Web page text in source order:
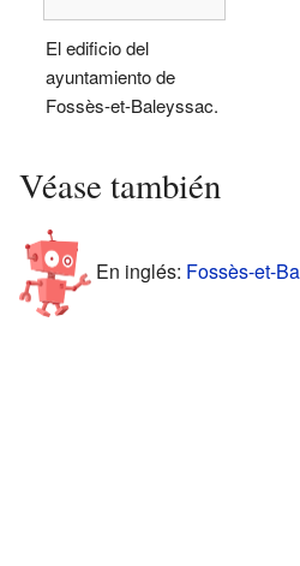
El edificio del
ayuntamiento de
Fossès-et-Baleyssac.
Véase también
En inglés: Fossès-et-